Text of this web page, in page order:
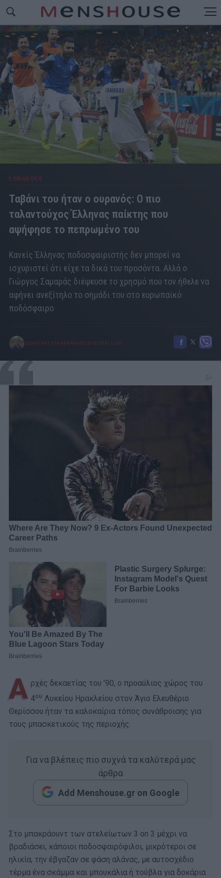
LONGDOCS
Ταβάνι του ήταν ο ουρανός: Ο πιο
ταλαντούχος Έλληνας παίκτης που
αψήφησε το πεπρωμένο του
Κανείς Έλληνας ποδοσφαιριστής δεν μπορεί να
ισχυριστεί ότι είχε τα δικά του προσόντα. Αλλά ο
Γιώργος Σαμαράς διέψευσε το χρησμό που τον ήθελε να
αφήνει ανεξίτηλο το σημάδι του στο ευρωπαϊκό
ποδόσφαιρο
ΔΗΜΗΤΡΗΣ ΚΑΝΑΒΑΡΑΚΗΣ 16/10/2018 12:36
Α ρχές δεκαετίας του ’90, ο προαύλιος χώρος του
4ου Λυκείου Ηρακλείου στον Άγιο Ελευθέριο
Θερίσσου ήταν τα καλοκαίρια τόπος συνάθροισης για
τους μπασκετικούς της περιοχής.
Για να βλέπεις πιο συχνά τα καλύτερά μας
άρθρα
Add Menshouse.gr on Google
Στο μπακράουντ των ατελείωτων 3 on 3 μέχρι να
βραδιάσει, κάποιοι ποδοσφαιρόφιλοι, μικρότεροι σε
ηλικία, την έβγαζαν σε φάση αλάνας, με αυτοσχέδιο
τέρμα ένα σκάμμα και μπουκάλια ή τούβλα για δοκάρια